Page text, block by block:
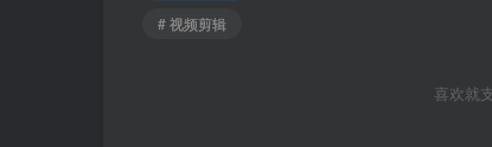
# 视频剪辑
喜欢就